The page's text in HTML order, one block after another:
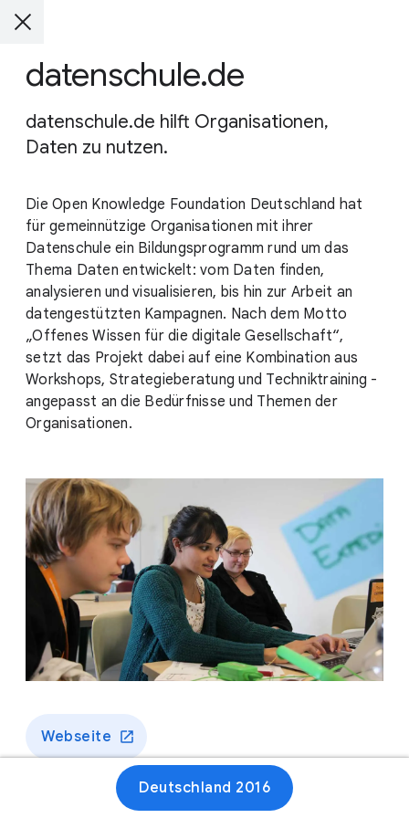
datenschule.de
datenschule.de hilft Organisationen,
Daten zu nutzen.
Die Open Knowledge Foundation Deutschland hat
für gemeinnützige Organisationen mit ihrer
Datenschule ein Bildungsprogramm rund um das
Thema Daten entwickelt: vom Daten finden,
analysieren und visualisieren, bis hin zur Arbeit an
datengestützten Kampagnen. Nach dem Motto
„Offenes Wissen für die digitale Gesellschaft“,
setzt das Projekt dabei auf eine Kombination aus
Workshops, Strategieberatung und Techniktraining -
angepasst an die Bedürfnisse und Themen der
Organisationen.
Webseite
Deutschland 2016